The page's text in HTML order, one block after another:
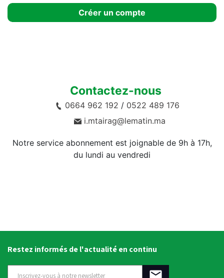
Créer un compte
Contactez-nous
0664 962 192 / 0522 489 176
i.mtairag@lematin.ma
Notre service abonnement est joignable de 9h à 17h,
du lundi au vendredi
Restez informés de l'actualité en continu